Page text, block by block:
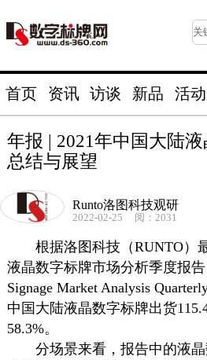
首页 资讯 访谈 新品 活动
年报 | 2021年中国大陆
总结与展望
Runto洛图科技观
2022-02-25 阅：2031
根据洛图科技（RUNTO）
液晶数字标牌市场分析季度报
Signage Market Analysis
中国大陆液晶数字标牌出货
58.3%。
分场景来看，报告中的液晶